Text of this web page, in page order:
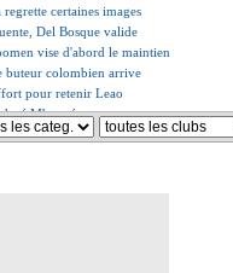
regrette certaines images
Del Bosque valide
vise d'abord le maintien
buteur colombien arrive
pour retenir Leao
Mbappé
!